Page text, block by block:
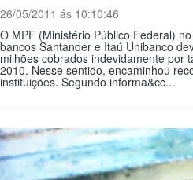
26/05/2011 ás 10:10:46
O MPF (Ministério Público Federal)
bancos Santander e Itaú Unibanco
milhões cobrados indevidamente por
2010. Nesse sentido, encaminhou
instituições. Segundo informa&cc...